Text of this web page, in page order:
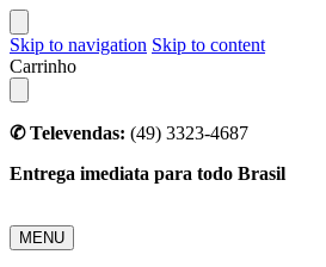
Skip to navigation Skip to content
Carrinho
✆ Televendas: (49) 3323-4687
Entrega imediata para todo Brasil
MENU